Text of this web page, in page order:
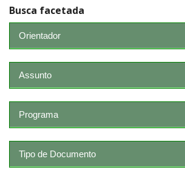
Busca facetada
Orientador
Assunto
Programa
Tipo de Documento